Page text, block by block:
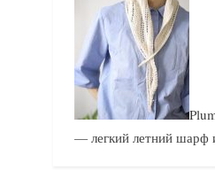
— легкий летний шарф